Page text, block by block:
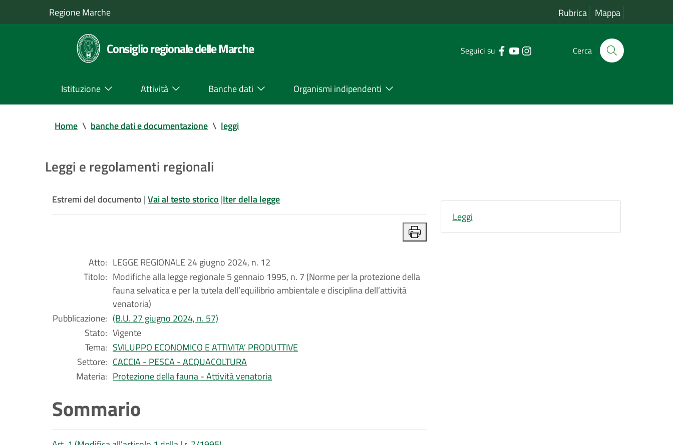
Regione Marche Rubrica Mappa
Consiglio regionale delle Marche Seguici su Cerca
Istituzione Attività Banche dati Organismi indipendenti
Home \ banche dati e documentazione \ leggi
Leggi e regolamenti regionali
Estremi del documento |Vai al testo storico |Iter della legge
Atto: LEGGE REGIONALE 24 giugno 2024, n. 12
Titolo: Modifiche alla legge regionale 5 gennaio 1995, n. 7 (Norme per la protezione della
fauna selvatica e per la tutela dell’equilibrio ambientale e disciplina dell’attività
venatoria)
Pubblicazione: (B.U. 27 giugno 2024, n. 57)
Stato: Vigente
Tema: SVILUPPO ECONOMICO E ATTIVITA’ PRODUTTIVE
Settore: CACCIA - PESCA - ACQUACOLTURA
Materia: Protezione della fauna - Attività venatoria
Sommario
Leggi